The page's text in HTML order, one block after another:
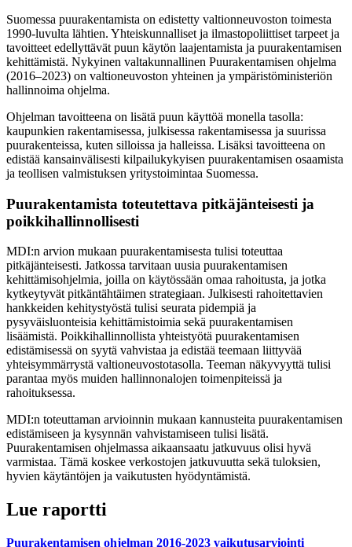
Suomessa puurakentamista on edistetty valtionneuvoston toimesta
1990-luvulta lähtien. Yhteiskunnalliset ja ilmastopoliittiset tarpeet ja
tavoitteet edellyttävät puun käytön laajentamista ja puurakentamisen
kehittämistä. Nykyinen valtakunnallinen Puurakentamisen ohjelma
(2016–2023) on valtioneuvoston yhteinen ja ympäristöministeriön
hallinnoima ohjelma.
Ohjelman tavoitteena on lisätä puun käyttöä monella tasolla:
kaupunkien rakentamisessa, julkisessa rakentamisessa ja suurissa
puurakenteissa, kuten silloissa ja halleissa. Lisäksi tavoitteena on
edistää kansainvälisesti kilpailukykyisen puurakentamisen osaamista
ja teollisen valmistuksen yritystoimintaa Suomessa.
Puurakentamista toteutettava pitkäjänteisesti ja
poikkihallinnollisesti
MDI:n arvion mukaan puurakentamisesta tulisi toteuttaa
pitkäjänteisesti. Jatkossa tarvitaan uusia puurakentamisen
kehittämisohjelmia, joilla on käytössään omaa rahoitusta, ja jotka
kytkeytyvät pitkäntähtäimen strategiaan. Julkisesti rahoitettavien
hankkeiden kehitystyöstä tulisi seurata pidempiä ja
pysyväisluonteisia kehittämistoimia sekä puurakentamisen
lisäämistä. Poikkihallinnollista yhteistyötä puurakentamisen
edistämisessä on syytä vahvistaa ja edistää teemaan liittyvää
yhteisymmärrystä valtioneuvostotasolla. Teeman näkyvyyttä tulisi
parantaa myös muiden hallinnonalojen toimenpiteissä ja
rahoituksessa.
MDI:n toteuttaman arvioinnin mukaan kannusteita puurakentamisen
edistämiseen ja kysynnän vahvistamiseen tulisi lisätä.
Puurakentamisen ohjelmassa aikaansaatu jatkuvuus olisi hyvä
varmistaa. Tämä koskee verkostojen jatkuvuutta sekä tuloksien,
hyvien käytäntöjen ja vaikutusten hyödyntämistä.
Lue raportti
Puurakentamisen ohjelman 2016-2023 vaikutusarviointi